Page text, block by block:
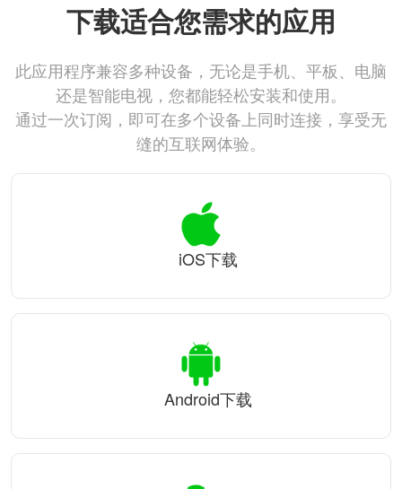
下载适合您需求的应用
此应用程序兼容多种设备，无论是手机、平板、电脑
还是智能电视，您都能轻松安装和使用。
通过一次订阅，即可在多个设备上同时连接，享受无
缝的互联网体验。
iOS下载
Android下载